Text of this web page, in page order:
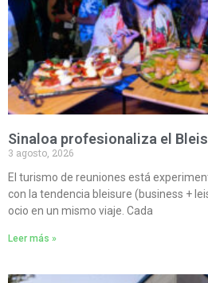
Sinaloa profesionaliza el
3 agosto, 2026
El turismo de reuniones está
con la tendencia bleisure (business +
ocio en un mismo viaje. Cada
Leer más »